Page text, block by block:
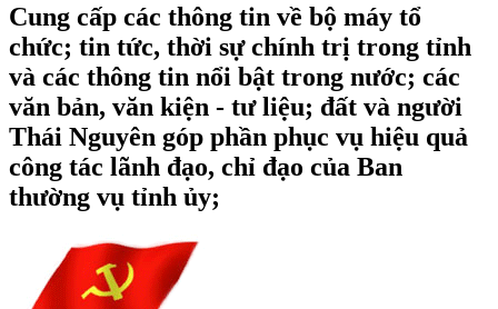
Cung cấp các thông tin về bộ máy tổ
chức; tin tức, thời sự chính trị trong tỉnh
và các thông tin nổi bật trong nước; các
văn bản, văn kiện - tư liệu; đất và người
Thái Nguyên góp phần phục vụ hiệu quả
công tác lãnh đạo, chỉ đạo của Ban
thường vụ tỉnh ủy;